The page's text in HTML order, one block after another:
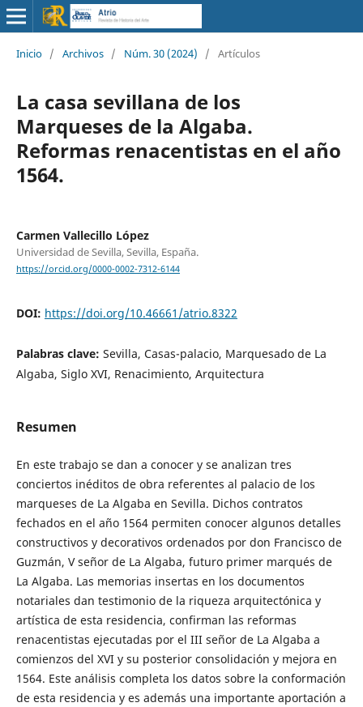
Inicio / Archivos / Núm. 30 (2024) / Artículos
La casa sevillana de los
Marqueses de la Algaba.
Reformas renacentistas en el año
1564.
Carmen Vallecillo López
Universidad de Sevilla, Sevilla, España.
https://orcid.org/0000-0002-7312-6144
DOI: https://doi.org/10.46661/atrio.8322
Palabras clave: Sevilla, Casas-palacio, Marquesado de La
Algaba, Siglo XVI, Renacimiento, Arquitectura
Resumen
En este trabajo se dan a conocer y se analizan tres
conciertos inéditos de obra referentes al palacio de los
marqueses de La Algaba en Sevilla. Dichos contratos
fechados en el año 1564 permiten conocer algunos detalles
constructivos y decorativos ordenados por don Francisco de
Guzmán, V señor de La Algaba, futuro primer marqués de
La Algaba. Las memorias insertas en los documentos
notariales dan testimonio de la riqueza arquitectónica y
artística de esta residencia, confirman las reformas
renacentistas ejecutadas por el III señor de La Algaba a
comienzos del XVI y su posterior consolidación y mejora en
1564. Este análisis completa los datos sobre la conformación
de esta residencia y es además una importante aportación a